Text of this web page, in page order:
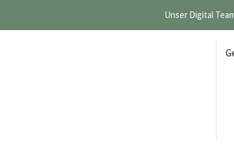
Unser Digital